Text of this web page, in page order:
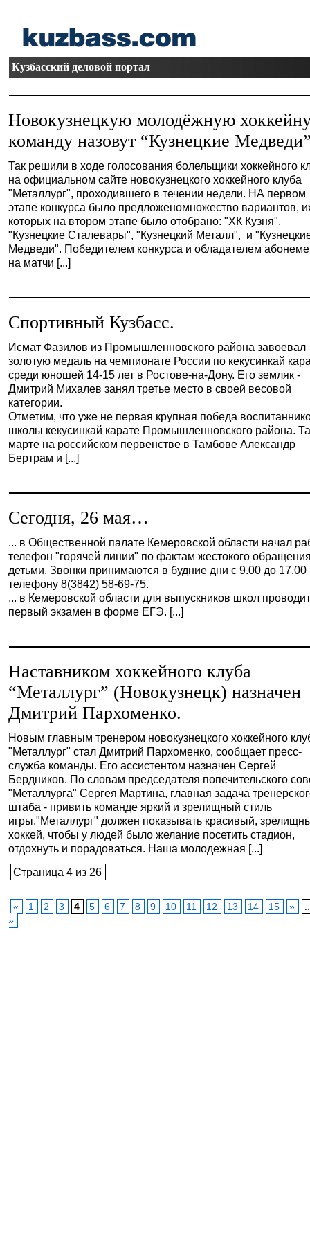
Кузбасский деловой портал
Новокузнецкую молодёжную
команду назовут “Кузнецкие
Так решили в ходе голосования болельщики хоккейного
на официальном сайте новокузнецкого хоккейного клуба
"Металлург", проходившего в течении недели. НА первом
этапе конкурса было предложеномножество вариантов,
которых на втором этапе было отобрано: "ХК Кузня",
"Кузнецкие Сталевары", "Кузнецкий Металл", и
Медведи". Победителем конкурса и обладателем
на матчи [...]
Спортивный Кузбасс.
Исмат Фазилов из Промышленновского района завоевал
золотую медаль на чемпионате России по кекусинкай
среди юношей 14-15 лет в Ростове-на-Дону. Его земляк -
Дмитрий Михалев занял третье место в своей весовой
категории.
Отметим, что уже не первая крупная победа
школы кекусинкай карате Промышленновского района.
марте на российском первенстве в Тамбове Александр
Бертрам и [...]
Сегодня, 26 мая…
... в Общественной палате Кемеровской области начал
телефон "горячей линии" по фактам жестокого
детьми. Звонки принимаются в будние дни с 9.00 до 17.00
телефону 8(3842) 58-69-75.
... в Кемеровской области для выпускников школ
первый экзамен в форме ЕГЭ. [...]
Наставником хоккейного клуба
“Металлург” (Новокузнецк) назначен
Дмитрий Пархоменко.
Новым главным тренером новокузнецкого хоккейного
"Металлург" стал Дмитрий Пархоменко, сообщает пресс-
служба команды. Его ассистентом назначен Сергей
Бердников. По словам председателя попечительского
"Металлурга" Сергея Мартина, главная задача
штаба - привить команде яркий и зрелищный стиль
игры."Металлург" должен показывать красивый,
хоккей, чтобы у людей было желание посетить стадион,
отдохнуть и порадоваться. Наша молодежная [...]
Страница 4 из 26
« 1 2 3 4 5 6 7 8 9 10 11 12 13 14 15 »
»